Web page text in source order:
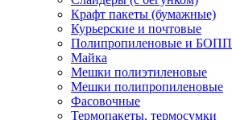
Крафт пакеты (бумажные)
Курьерские и почтовые
Полипропиленовые и БОПП
Майка
Мешки полиэтиленовые
Мешки полипропиленовые
Фасовочные
Термопакеты, термосумки